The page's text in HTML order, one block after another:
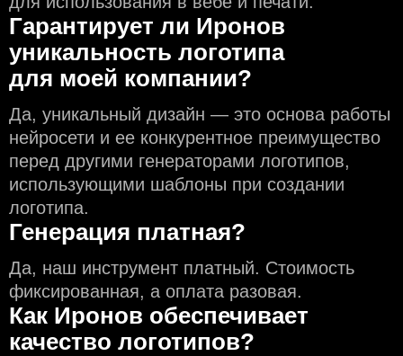
Гарантирует ли Иронов
уникальность логотипа
для моей компании?
Да, уникальный дизайн — это основа работы
нейросети и еe конкурентное преимущество
перед другими генераторами логотипов,
использующими шаблоны при создании
логотипа.
Генерация платная?
Да, наш инструмент платный. Стоимость
фиксированная, а оплата разовая.
Как Иронов обеспечивает
качество логотипов?